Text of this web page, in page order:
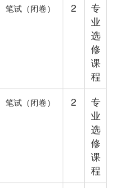
笔试（闭卷） 2
专
业
选
修
课
程
笔试（闭卷） 2
专
业
选
修
课
程